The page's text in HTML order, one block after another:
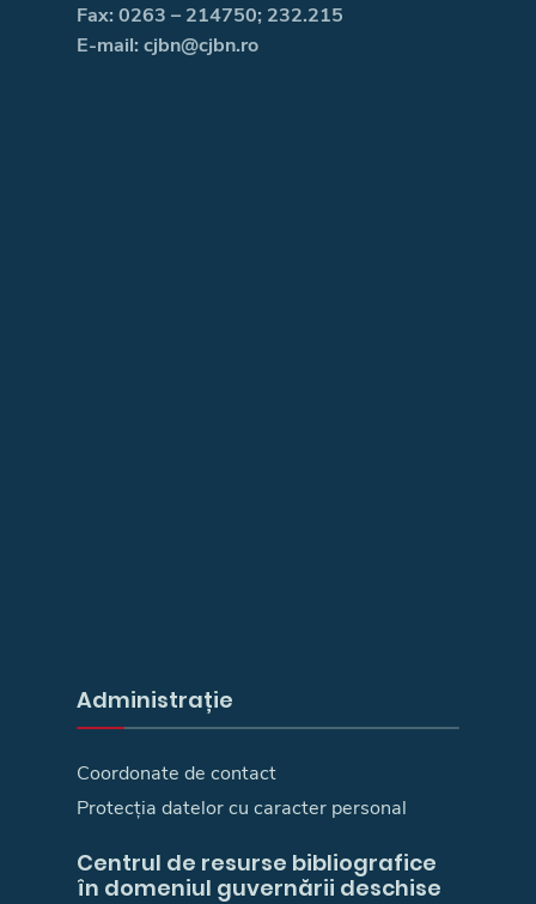
Fax: 0263 – 214750; 232.215
E-mail: cjbn@cjbn.ro
Administrație
Coordonate de contact
Protecția datelor cu caracter personal
Centrul de resurse bibliografice
în domeniul guvernării deschise